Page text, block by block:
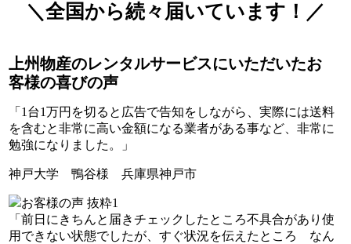
＼全国から続々届いています！／
上州物産のレンタルサービスにいただいたお
客様の喜びの声
「1台1万円を切ると広告で告知をしながら、実際には送料
を含むと非常に高い金額になる業者がある事など、非常に
勉強になりました。」
神戸大学 鴨谷様 兵庫県神戸市
「前日にきちんと届きチェックしたところ不具合があり使
用できない状態でしたが、すぐ状況を伝えたところ なん